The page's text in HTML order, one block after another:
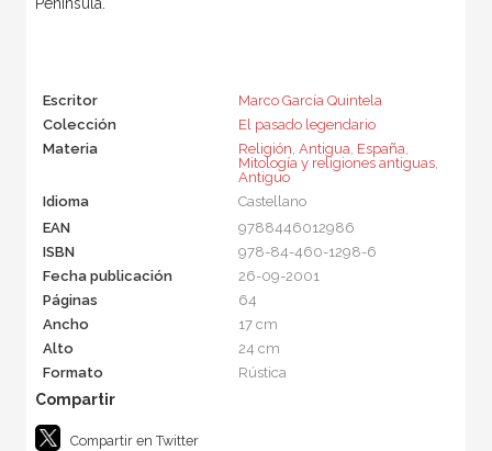
Escritor
Marco García Quintela
Colección
El pasado legendario
Materia
Religión, Antigua, España,
Mitología y religiones antiguas,
Antiguo
Idioma
Castellano
EAN
9788446012986
ISBN
978-84-460-1298-6
Fecha publicación
26-09-2001
Páginas
64
Ancho
17 cm
Alto
24 cm
Formato
Rústica
Compartir en Twitter